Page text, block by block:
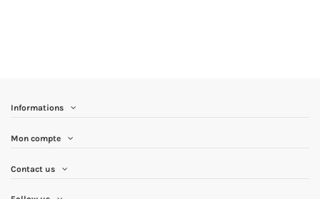
Informations
Mon compte
Contact us